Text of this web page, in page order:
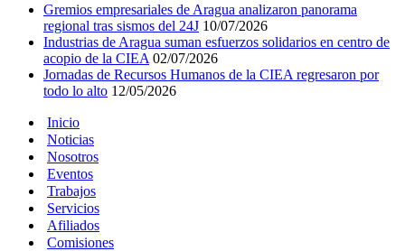
Gremios empresariales de Aragua analizaron panorama
regional tras sismos del 24J 10/07/2026
Industrias de Aragua suman esfuerzos solidarios en centro de
acopio de la CIEA 02/07/2026
Jornadas de Recursos Humanos de la CIEA regresaron por
todo lo alto 12/05/2026
Inicio
Noticias
Nosotros
Eventos
Trabajos
Servicios
Afiliados
Comisiones